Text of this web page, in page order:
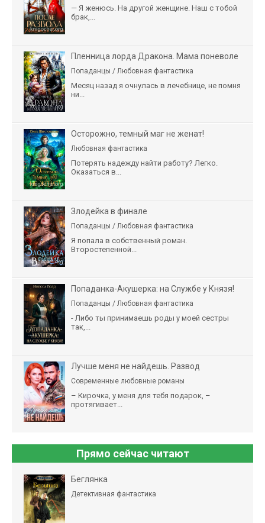
— Я женюсь. На другой женщине. Наш с тобой
брак,...
Пленница лорда Дракона. Мама поневоле
Попаданцы / Любовная фантастика
Месяц назад я очнулась в лечебнице, не помня
ни...
Осторожно, темный маг не женат!
Любовная фантастика
Потерять надежду найти работу? Легко.
Оказаться в...
Злодейка в финале
Попаданцы / Любовная фантастика
Я попала в собственный роман.
Второстепенной...
Попаданка-Акушерка: на Службе у Князя!
Попаданцы / Любовная фантастика
- Либо ты принимаешь роды у моей сестры
так,...
Лучше меня не найдешь. Развод
Современные любовные романы
– Кирочка, у меня для тебя подарок, –
протягивает...
Прямо сейчас читают
Беглянка
Детективная фантастика